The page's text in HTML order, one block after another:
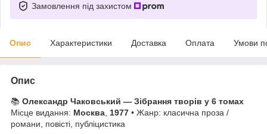
Замовлення під захистом
Опис Характеристики Доставка Оплата Умови
Опис
📚 Олександр Чаковський — Зібрання творів у 6 томах
Місце видання: Москва 1977 • Жанр: класична проза /
романи, повісті, публіцистика